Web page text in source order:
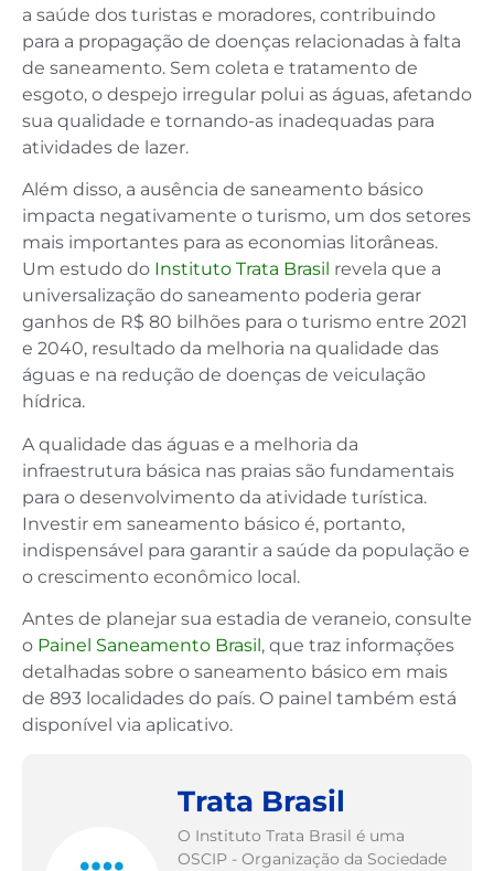
a saúde dos turistas e moradores, contribuindo
para a propagação de doenças relacionadas à falta
de saneamento. Sem coleta e tratamento de
esgoto, o despejo irregular polui as águas, afetando
sua qualidade e tornando-as inadequadas para
atividades de lazer.
Além disso, a ausência de saneamento básico
impacta negativamente o turismo, um dos setores
mais importantes para as economias litorâneas.
Um estudo do Instituto Trata Brasil revela que a
universalização do saneamento poderia gerar
ganhos de R$ 80 bilhões para o turismo entre 2021
e 2040, resultado da melhoria na qualidade das
águas e na redução de doenças de veiculação
hídrica.
A qualidade das águas e a melhoria da
infraestrutura básica nas praias são fundamentais
para o desenvolvimento da atividade turística.
Investir em saneamento básico é, portanto,
indispensável para garantir a saúde da população e
o crescimento econômico local.
Antes de planejar sua estadia de veraneio, consulte
o Painel Saneamento Brasil, que traz informações
detalhadas sobre o saneamento básico em mais
de 893 localidades do país. O painel também está
disponível via aplicativo.
Trata Brasil
O Instituto Trata Brasil é uma
OSCIP - Organização da Sociedade